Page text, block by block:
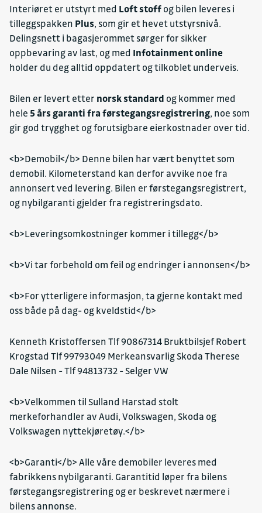
Interiøret er utstyrt med Loft stoff og bilen leveres i
tilleggspakken Plus, som gir et hevet utstyrsnivå.
Delingsnett i bagasjerommet sørger for sikker
oppbevaring av last, og med Infotainment online
holder du deg alltid oppdatert og tilkoblet underveis.
Bilen er levert etter norsk standard og kommer med
hele 5 års garanti fra førstegangsregistrering, noe som
gir god trygghet og forutsigbare eierkostnader over tid.
<b>Demobil</b> Denne bilen har vært benyttet som
demobil. Kilometerstand kan derfor avvike noe fra
annonsert ved levering. Bilen er førstegangsregistrert,
og nybilgaranti gjelder fra registreringsdato.
<b>Leveringsomkostninger kommer i tillegg</b>
<b>Vi tar forbehold om feil og endringer i annonsen</b>
<b>For ytterligere informasjon, ta gjerne kontakt med
oss både på dag- og kveldstid</b>
Kenneth Kristoffersen Tlf 90867314 Bruktbilsjef Robert
Krogstad Tlf 99793049 Merkeansvarlig Skoda Therese
Dale Nilsen - Tlf 94813732 - Selger VW
<b>Velkommen til Sulland Harstad stolt
merkeforhandler av Audi, Volkswagen, Skoda og
Volkswagen nyttekjøretøy.</b>
<b>Garanti</b> Alle våre demobiler leveres med
fabrikkens nybilgaranti. Garantitid løper fra bilens
førstegangsregistrering og er beskrevet nærmere i
bilens annonse.